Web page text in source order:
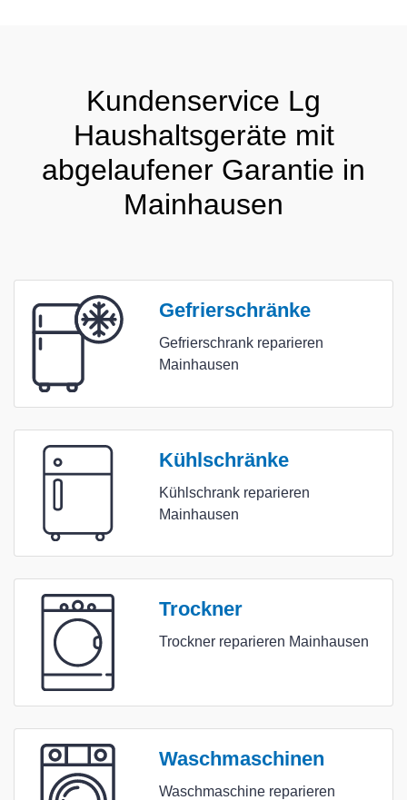
Kundenservice Lg
Haushaltsgeräte mit
abgelaufener Garantie in
Mainhausen
Gefrierschränke
Gefrierschrank reparieren
Mainhausen
Kühlschränke
Kühlschrank reparieren
Mainhausen
Trockner
Trockner reparieren Mainhausen
Waschmaschinen
Waschmaschine reparieren